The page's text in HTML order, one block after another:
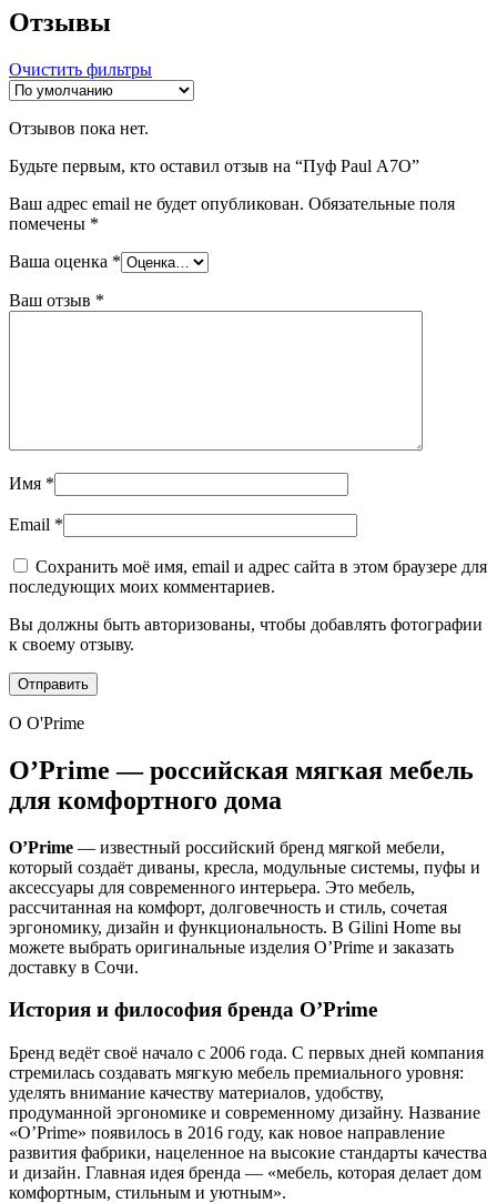
Отзывы
Очистить фильтры
Отзывов пока нет.
Будьте первым, кто оставил отзыв на “Пуф Paul А7О”
Ваш адрес email не будет опубликован. Обязательные поля
помечены *
Ваша оценка *
Ваш отзыв *
Имя *
Email *
Сохранить моё имя, email и адрес сайта в этом браузере для
последующих моих комментариев.
Вы должны быть авторизованы, чтобы добавлять фотографии
к своему отзыву.
О O'Prime
O’Prime — российская мягкая мебель
для комфортного дома
O’Prime — известный российский бренд мягкой мебели,
который создаёт диваны, кресла, модульные системы, пуфы и
аксессуары для современного интерьера. Это мебель,
рассчитанная на комфорт, долговечность и стиль, сочетая
эргономику, дизайн и функциональность. В Gilini Home вы
можете выбрать оригинальные изделия O’Prime и заказать
доставку в Сочи.
История и философия бренда O’Prime
Бренд ведёт своё начало с 2006 года. С первых дней компания
стремилась создавать мягкую мебель премиального уровня:
уделять внимание качеству материалов, удобству,
продуманной эргономике и современному дизайну. Название
«O’Prime» появилось в 2016 году, как новое направление
развития фабрики, нацеленное на высокие стандарты качества
и дизайн. Главная идея бренда — «мебель, которая делает дом
комфортным, стильным и уютным».